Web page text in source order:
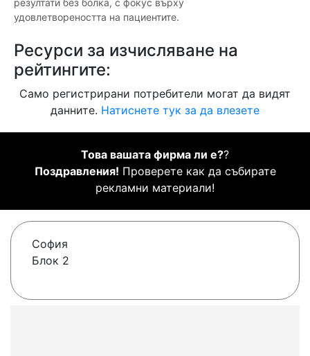
резултати без болка, с фокус върху
удовлетвореността на пациентите.
Ресурси за изчисляване на
рейтингите:
Само регистрирани потребители могат да видят
данните. Натиснете тук за да влезете
Това вашата фирма ли е??
Поздравления! Проверете как да събирате
рекламни материали!
София
Блок 2